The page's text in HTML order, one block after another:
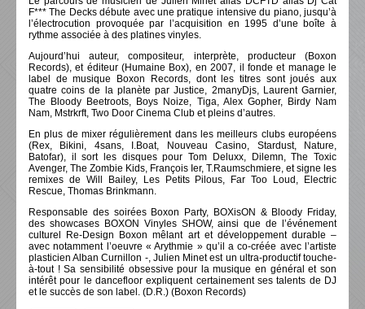
F*** The Decks débute avec une pratique intensive du piano, jusqu’à
l’électrocution provoquée par l’acquisition en 1995 d’une boîte à
rythme associée à des platines vinyles.
Aujourd’hui auteur, compositeur, interprète, producteur (Boxon
Records), et éditeur (Humaine Box), en 2007, il fonde et manage le
label de musique Boxon Records, dont les titres sont joués aux
quatre coins de la planète par Justice, 2manyDjs, Laurent Garnier,
The Bloody Beetroots, Boys Noize, Tiga, Alex Gopher, Birdy Nam
Nam, Mstrkrft, Two Door Cinema Club et pleins d’autres.
En plus de mixer régulièrement dans les meilleurs clubs européens
(Rex, Bikini, 4sans, I.Boat, Nouveau Casino, Stardust, Nature,
Batofar), il sort les disques pour Tom Deluxx, Dilemn, The Toxic
Avenger, The Zombie Kids, François Ier, T.Raumschmiere, et signe les
remixes de Will Bailey, Les Petits Pilous, Far Too Loud, Electric
Rescue, Thomas Brinkmann.
Responsable des soirées Boxon Party, BOXisON & Bloody Friday,
des showcases BOXON Vinyles SHOW, ainsi que de l’événement
culturel Re-Design Boxon mêlant art et développement durable –
avec notamment l’oeuvre « Arythmie » qu’il a co-créée avec l’artiste
plasticien Alban Curnillon -, Julien Minet est un ultra-productif touche-
à-tout ! Sa sensibilité obsessive pour la musique en général et son
intérêt pour le dancefloor expliquent certainement ses talents de DJ
et le succès de son label. (D.R.) (Boxon Records)